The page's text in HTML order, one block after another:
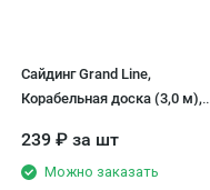
Сайдинг Grand Line,
Корабельная доска (3,0 м),
239 ₽ за шт
Можно заказать